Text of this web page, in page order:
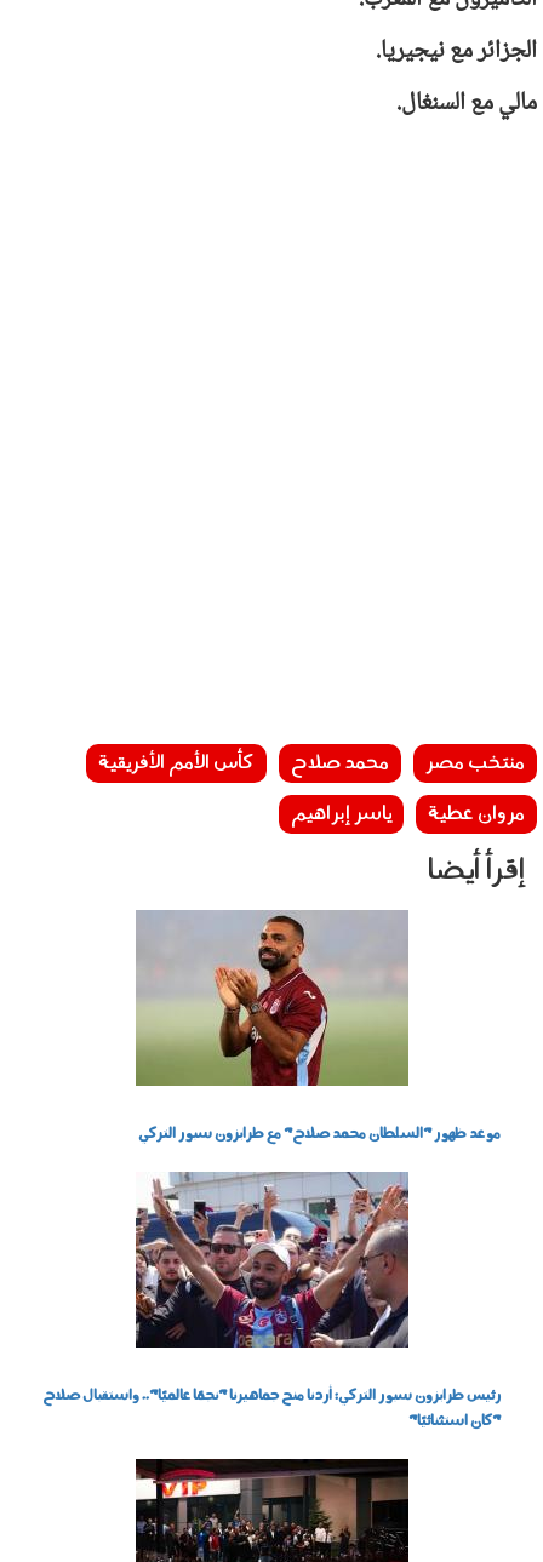
الجزائر مع نيجيريا.
مالي مع السنغال.
منتخب مصر محمد صلاح
كأس الأمم الأفريقية
مروان عطية
ياسر إبراهيم
إقرأ أيضا
موعد ظهور "السلطان محمد صلاح" مع طرابزون سبور التركي
رئيس طرابزون سبور التركي: أردنا منح جماهيرنا "نجمًا عالميًا".. واستقبال صلاح
"كان استثنائيًا"